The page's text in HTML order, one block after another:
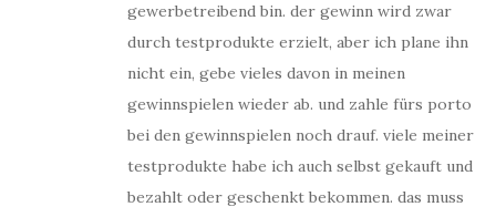
gewerbetreibend bin. der gewinn wird zwar
durch testprodukte erzielt, aber ich plane ihn
nicht ein, gebe vieles davon in meinen
gewinnspielen wieder ab. und zahle fürs porto
bei den gewinnspielen noch drauf. viele meiner
testprodukte habe ich auch selbst gekauft und
bezahlt oder geschenkt bekommen. das muss